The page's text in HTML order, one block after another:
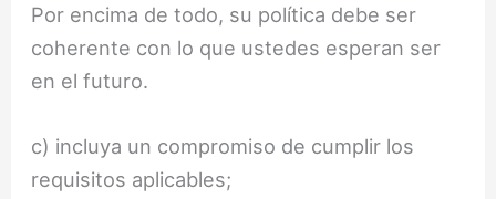
Por encima de todo, su política debe ser
coherente con lo que ustedes esperan ser
en el futuro.
c) incluya un compromiso de cumplir los
requisitos aplicables;